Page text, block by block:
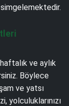
simgelemektedir.
ve aylık
Böylece
ve yatsı
yolculuklarınızı